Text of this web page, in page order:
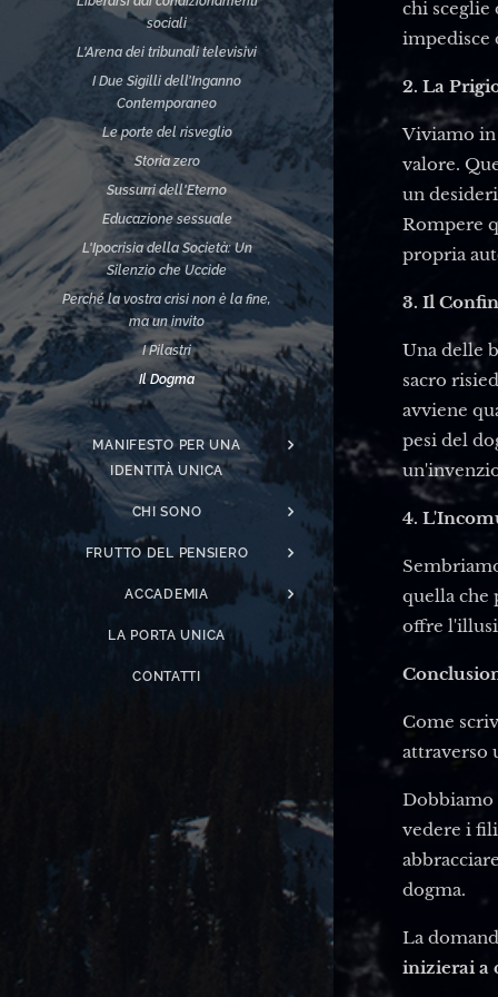
sociali
L'Arena dei tribunali televisivi
I Due Sigilli dell’Inganno
Contemporaneo
Le porte del risveglio
Storia zero
Sussurri dell'Eterno
Educazione sessuale
L'Ipocrisia della Società: Un
Silenzio che Uccide
Perché la vostra crisi non è la fine,
ma un invito
I Pilastri
Il Dogma
MANIFESTO PER UNA
IDENTITÀ UNICA
CHI SONO
FRUTTO DEL PENSIERO
ACCADEMIA
LA PORTA UNICA
CONTATTI
chi sceglie
impedisce
2. La
Viviamo in
valore.
un
Rompere
propria
3. Il
Una delle
sacro
avviene
pesi del
4.
quella che
offre
Come
attraverso
Dobbiamo
vedere i
dogma.
La
inizierai a